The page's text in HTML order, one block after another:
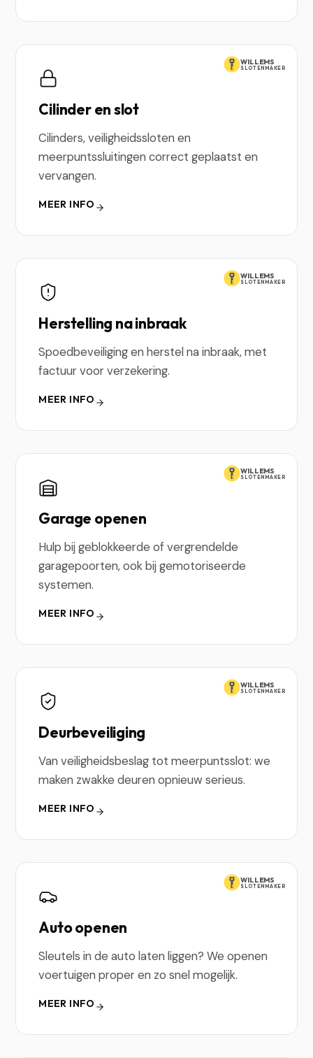
WILLEMS
SLOTENMAKER
Cilinder en slot
Cilinders, veiligheidssloten en
meerpuntssluitingen correct geplaatst en
vervangen.
MEER INFO
WILLEMS
SLOTENMAKER
Herstelling na inbraak
Spoedbeveiliging en herstel na inbraak, met
factuur voor verzekering.
MEER INFO
WILLEMS
SLOTENMAKER
Garage openen
Hulp bij geblokkeerde of vergrendelde
garagepoorten, ook bij gemotoriseerde
systemen.
MEER INFO
WILLEMS
SLOTENMAKER
Deurbeveiliging
Van veiligheidsbeslag tot meerpuntsslot: we
maken zwakke deuren opnieuw serieus.
MEER INFO
WILLEMS
SLOTENMAKER
Auto openen
Sleutels in de auto laten liggen? We openen
voertuigen proper en zo snel mogelijk.
MEER INFO